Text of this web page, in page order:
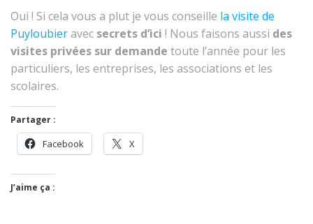
Oui ! Si cela vous a plut je vous conseille la visite de
Puyloubieravec secrets d’ici ! Nous faisons aussi des
visites privées sur demande toute l’année pour les
particuliers, les entreprises, les associations et les
scolaires.
Partager :
Facebook X
J’aime ça :